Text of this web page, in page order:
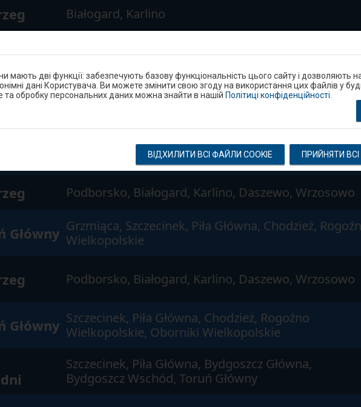
Białogard, Karlino
Białogard, Karlino
Podborsko, Białogard, Kościernica, Nosówko,
Szczecinek, Piła Główna, Chodzież, Rogoźno
Wielkopolskie, Oborniki Wielkopolskie
Podborsko, Białogard, Karlino, Daszewo, Wrzosowo
Główny Grzmiąca, Szczecinek, Piła Główna, Chodzież,
Wielkopolskie
Podborsko, Białogard, Karlino, Daszewo, Wrzosowo
Główny Szczecinek, Piła Główna, Chodzież, Rogoźno
Wielkopolskie, Oborniki Wielkopolskie
Szczecinek, Piła Główna, Bydgoszcz Główna,
Bydgoszcz Wschód, Toruń Główny
мають дві функції: забезпечують базову функціональність цього сайту і дозволяють
дані Користувача. Ви можете змінити свою згоду на використання цих файлів у
обробку персональних даних можна знайти в нашій Політиці конфіденційності
ВІДХИЛИТИ ВСІ ФАЙЛИ COOKIE ПРИЙНЯТИ